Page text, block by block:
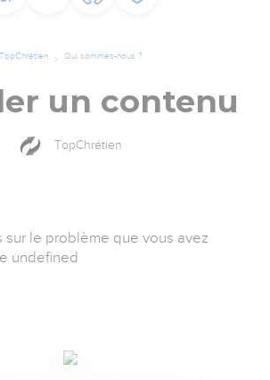
TopChrétien Qui sommes-nous ?
un contenu
TopChrétien
sur le problème que vous avez
undefined